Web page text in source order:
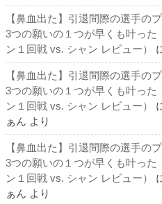
【鼻血出た】引退間際の選手の
3つの願いの１つが早くも叶った
ン１回戦 vs. シャン レビュー）
【鼻血出た】引退間際の選手の
3つの願いの１つが早くも叶った
ン１回戦 vs. シャン レビュー）
ぁん より
【鼻血出た】引退間際の選手の
3つの願いの１つが早くも叶った
ン１回戦 vs. シャン レビュー）
ぁん より